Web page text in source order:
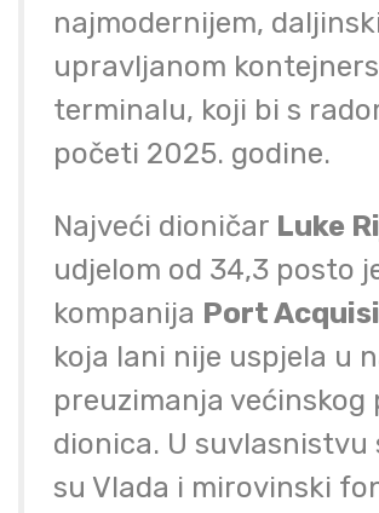
najmodernijem,
upravljanom
terminalu, koji bi s
početi 2025. godine.
Najveći dioničar Luke
udjelom od 34,3 posto
kompanija Port
koja lani nije uspjela u
preuzimanja većinskog
dionica. U suvlasnistvu
su Vlada i mirovinski